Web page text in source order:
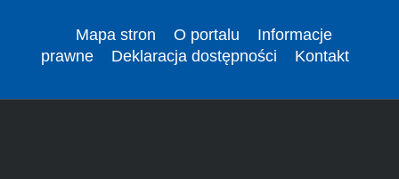
Mapa stron O portalu
Informacje
prawne
Deklaracja dostępności Kontakt